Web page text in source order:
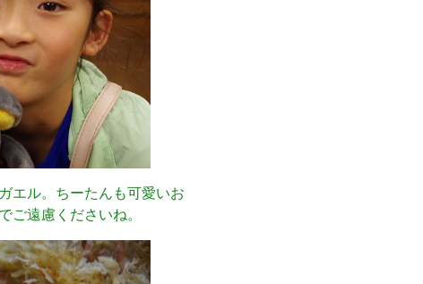
エル。ちーたんも可愛いお
ご遠慮くださいね。